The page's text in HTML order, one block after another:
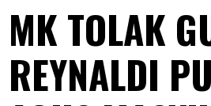
MK TOLAK
REYNALDI